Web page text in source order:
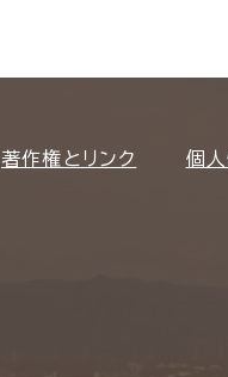
著作権とリンク 個